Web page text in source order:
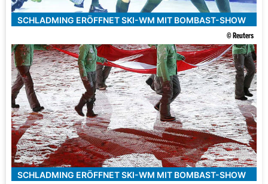
SCHLADMING ERÖFFNET SKI-WM MIT BOMBAST-SHOW
© Reuters
SCHLADMING ERÖFFNET SKI-WM MIT BOMBAST-SHOW